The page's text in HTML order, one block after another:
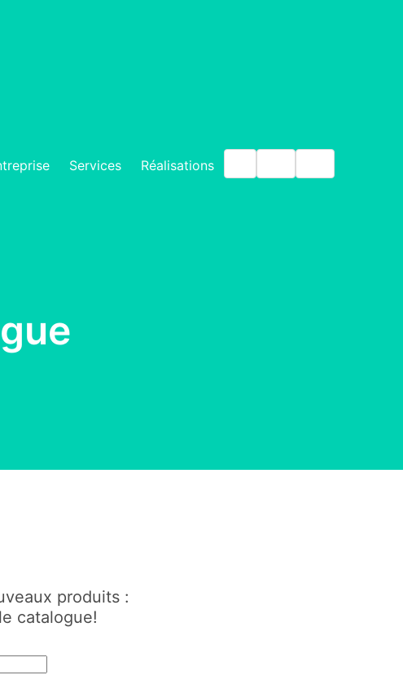
Services Réalisations
produits :
catalogue!